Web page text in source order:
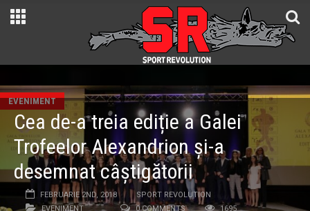
EVENIMENT
Cea de-a treia ediție a Galei
Trofeelor Alexandrion și-a
desemnat câștigătorii
FEBRUARIE 2ND, 2018
SPORT REVOLUTION
EVENIMENT
0 COMMENTS 1695